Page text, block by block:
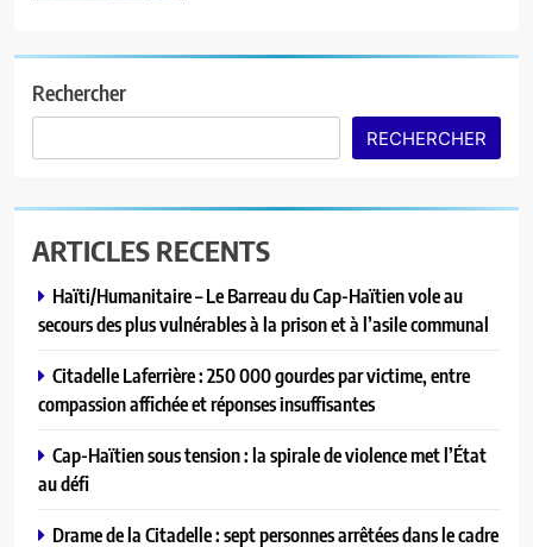
la flamme du football local
A LA UNE
8
Ariana Milagro Lafond triomphe à
2026 à Lomé
A LA UNE
1
Rechercher
RECHERCHER
ARTICLES RECENTS
Haïti/Humanitaire – Le Barreau du Cap-Haïtien vole au
secours des plus vulnérables à la prison et à l’asile communal
Citadelle Laferrière : 250 000 gourdes par victime, entre
compassion affichée et réponses insuffisantes
Cap-Haïtien sous tension : la spirale de violence met l’État
au défi
Drame de la Citadelle : sept personnes arrêtées dans le cadre